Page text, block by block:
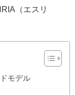
（エスリ
モデル